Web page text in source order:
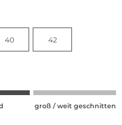
40 42
groß / weit geschnitten